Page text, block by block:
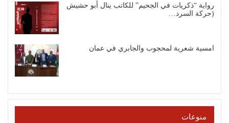
رواية “ذكريات في الجحيم” للكاتب ينال أبو حشيش
(حركة السرد…
امسية شعرية لمحجوب والجابري في عمان
منوعات